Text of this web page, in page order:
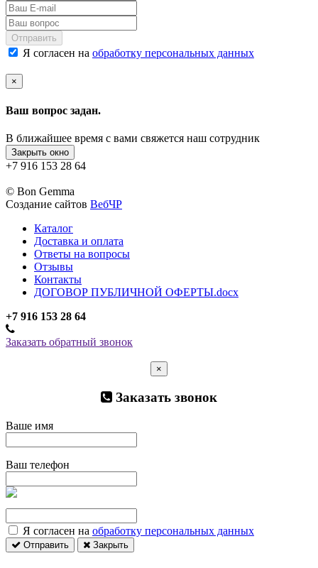
Отправить
Я согласен на обработку персональных данных
×
Ваш вопрос задан.
В ближайшее время с вами свяжется наш сотрудник
Закрыть окно
+7 916 153 28 64
© Bon Gemma
Создание сайтов ВебЧР
Каталог
Доставка и оплата
Ответы на вопросы
Отзывы
Контакты
ДОГОВОР ПУБЛИЧНОЙ ОФЕРТЫ.docx
+7 916 153 28 64
Заказать обратный звонок
×
Заказать звонок
Ваше имя
Ваш телефон
Я согласен на обработку персональных данных
Отправить Закрыть